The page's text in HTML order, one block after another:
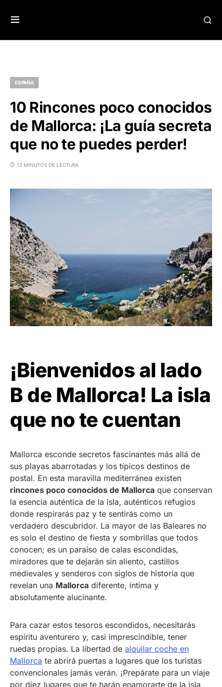
ESPAÑA
10 Rincones poco conocidos
de Mallorca: ¡La guía secreta
que no te puedes perder!
12 MINUTOS DE LECTURA
¡Bienvenidos al lado
B de Mallorca! La isla
que no te cuentan
Mallorca esconde secretos fascinantes más allá de
sus playas abarrotadas y los típicos destinos de
postal. En esta maravilla mediterránea existen
rincones poco conocidos de Mallorca que conservan
la esencia auténtica de la isla, auténticos refugios
donde respirarás paz y te sentirás como un
verdadero descubridor. La mayor de las Baleares no
es solo el destino de fiesta y sombrillas que todos
conocen; es un paraíso de calas escondidas,
miradores que te dejarán sin aliento, castillos
medievales y senderos con siglos de historia que
revelan una Mallorca diferente, íntima y
absolutamente alucinante.
Para cazar estos tesoros escondidos, necesitarás
espíritu aventurero y, casi imprescindible, tener
ruedas propias. La libertad de alquilar coche en
Mallorca te abrirá puertas a lugares que los turistas
convencionales jamás verán. ¡Prepárate para un viaje
por diez lugares que te harán enamorarte de la isla